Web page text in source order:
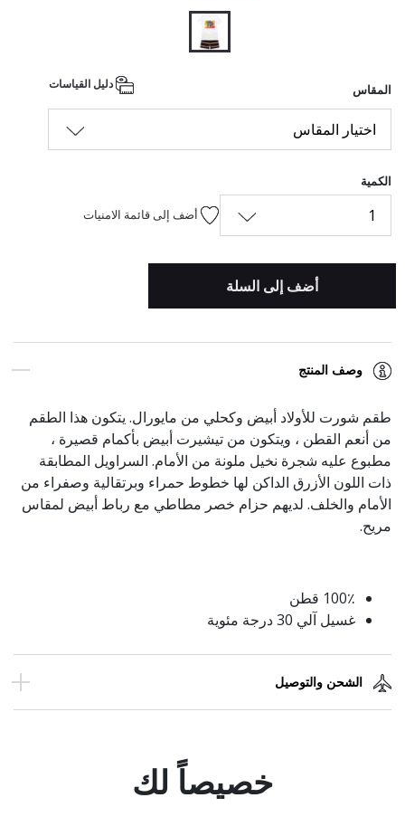
المقاس
اختيار المقاس
الكمية
1 أضف إلى قائمة الامنيات
أضف إلى السلة
وصف المنتج
طقم شورت للأولاد أبيض وكحلي من مايورال. يتكون هذا الطقم
من أنعم القطن ، ويتكون من تيشيرت أبيض بأكمام قصيرة ،
مطبوع عليه شجرة نخيل ملونة من الأمام. السراويل المطابقة
ذات اللون الأزرق الداكن لها خطوط حمراء وبرتقالية وصفراء من
الأمام والخلف. لديهم حزام خصر مطاطي مع رباط أبيض لمقاس
مريح.
100٪ قطن
غسيل آلي 30 درجة مئوية
الشحن والتوصيل
خصيصاً لك